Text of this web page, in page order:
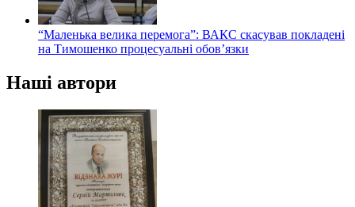
“Маленька велика перемога”: ВАКС скасував покладені
на Тимошенко процесуальні обов’язки
Наші автори